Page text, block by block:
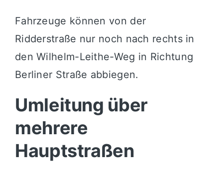
Fahrzeuge können von der
Ridderstraße nur noch nach rechts in
denWilhelm-Leithe-Weg in Richtung
Berliner Straße abbiegen.
Umleitung über
mehrere
Hauptstraßen